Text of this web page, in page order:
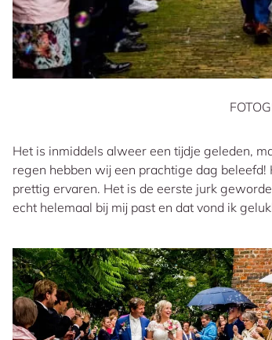
Het is inmiddels alweer een tijdje geleden,
regen hebben wij een prachtige dag
prettig ervaren. Het is de eerste jurk
echt helemaal bij mij past en dat vond ik